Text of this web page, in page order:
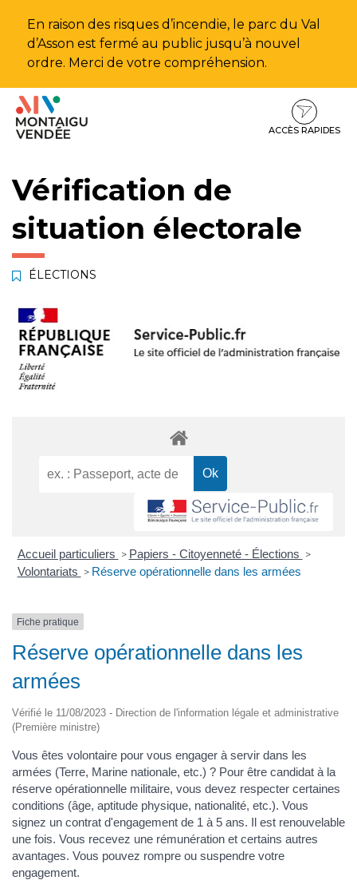
En raison des risques d’incendie, le parc du Val
d’Asson est fermé au public jusqu’à nouvel
ordre. Merci de votre compréhension.
Aller
Aller
contenu
Aller
pied
ACCÈS RAPIDES
Vérification de
situation électorale
ÉLECTIONS
Accueil particuliers > Papiers - Citoyenneté - Élections >
Volontariats > Réserve opérationnelle dans les armées
Fiche pratique
Réserve opérationnelle dans les
armées
Vérifié le 11/08/2023 - Direction de l'information légale et administrative
(Première ministre)
Vous êtes volontaire pour vous engager à servir dans les
armées (Terre, Marine nationale, etc.) ? Pour être candidat à la
réserve opérationnelle militaire, vous devez respecter certaines
conditions (âge, aptitude physique, nationalité, etc.). Vous
signez un contrat d'engagement de 1 à 5 ans. Il est renouvelable
une fois. Vous recevez une rémunération et certains autres
avantages. Vous pouvez rompre ou suspendre votre
engagement.